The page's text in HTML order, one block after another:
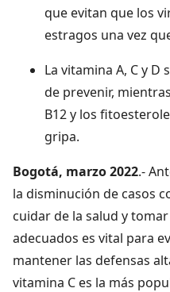
que evitan que los
estragos una vez
La vitamina A, C y
de prevenir,
B12 y los
gripa.
Bogotá, marzo 2022.-
la disminución de casos
cuidar de la salud y
adecuados es vital para
mantener las defensas
vitamina C es la más